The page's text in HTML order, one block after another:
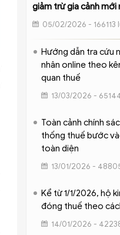
giảm trừ gia cảnh mới
05/02/2026 - 166113
Hướng dẫn tra cứu
nhân online theo
quan thuế
13/03/2026 -
Toàn cảnh chính
thống thuế bước
toàn diện
13/01/2026 -
Kể từ 1/1/2026, hộ
đóng thuế theo
14/01/2026 -